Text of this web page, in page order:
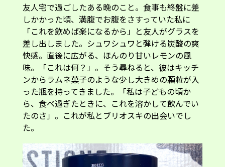
友人宅で過ごしたある晩のこと。食事も終盤に差
しかかった頃、満腹でお腹をさすっていた私に
「これを飲めば楽になるから」と友人がグラスを
差し出しました。シュワシュワと弾ける炭酸の爽
快感。直後に広がる、ほんのり甘いレモンの風
味。「これは何？」。そう尋ねると、彼はキッチ
ンからラムネ菓子のような少し大きめの顆粒が入
った瓶を持ってきました。「私は子どもの頃か
ら、食べ過ぎたときに、これを溶かして飲んでい
たのさ」。これが私とブリオスキの出会いでし
た。